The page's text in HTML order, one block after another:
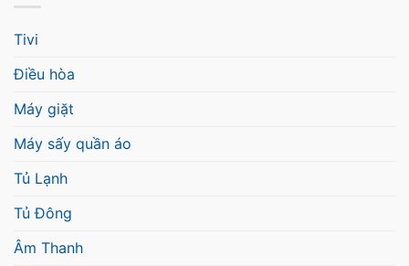
Tivi
Điều hòa
Máy giặt
Máy sấy quần áo
Tủ Lạnh
Tủ Đông
Âm Thanh